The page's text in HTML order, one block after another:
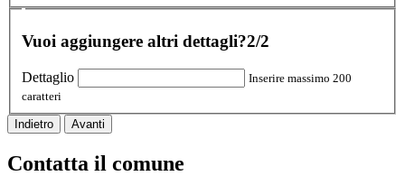
Vuoi aggiungere altri dettagli?2/2
Dettaglio
Inserire massimo 200
caratteri
Indietro Avanti
Contatta il comune